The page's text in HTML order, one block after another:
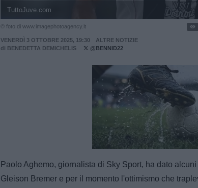
TuttoJuve.com
© foto di www.imagephotoagency.it
VENERDÌ 3 OTTOBRE 2025, 19:30
ALTRE NOTIZIE
di BENEDETTA DEMICHELIS @BENNID22
Loaded:
100.00%
Paolo Aghemo, giornalista di Sky Sport, ha dato
Gleison Bremer e per il momento l'ottimismo che